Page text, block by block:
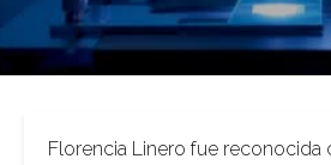
Florencia Linero fue reconocida